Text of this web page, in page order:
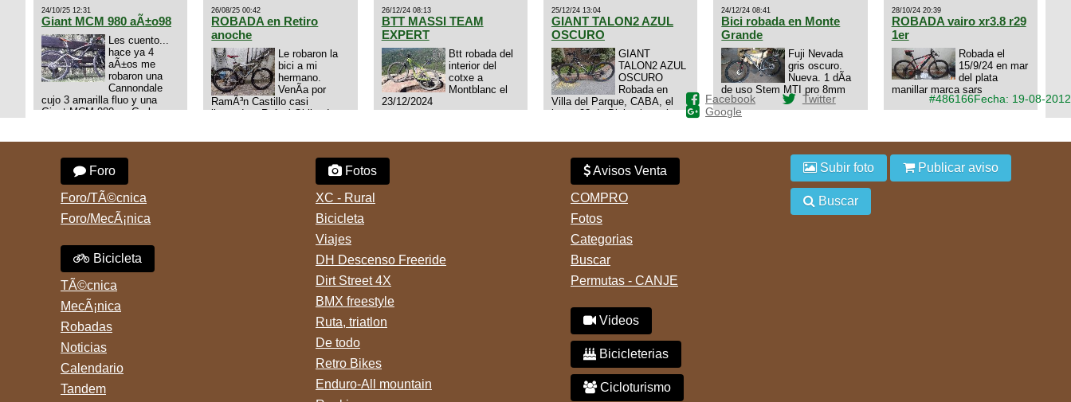
Facebook
Twitter
Google
#486166Fecha: 19-08-2012
interesa 3434568861 saludos
24/10/25 12:31
Giant MCM 980 aÃ±o98
Les cuento...
hace ya 4
aÃ±os me
robaron una
Cannondale
cujo 3 amarilla fluo y una
Giant MCM 980 en Gral
a Lujan. Aun conservo las
denuncias y las fotos de mis
bikes. Desde aquel momento,
no paro de entrar a diferentes
portales t
26/08/25 00:42
ROBADA en Retiro
anoche
Le robaron la
bici a mi
hermano.
VenÃ­a por
RamÃ³n Castillo casi
llegando a Rafael Obligado en
bici y se la llevaron para la
mountain BRONCO del aÃ±o
1996 rodado 26', cuadro talle
26/12/24 08:13
BTT MASSI TEAM
EXPERT
Btt robada del
interior del
cotxe a
Montblanc el
23/12/2024
25/12/24 13:04
GIANT TALON2 AZUL
OSCURO
GIANT
TALON2 AZUL
OSCURO
Robada en
Villa del Parque, CABA, el
lunes 23 de Diciembre a las
24/12/24 08:41
Bici robada en Monte
Grande
Fuji Nevada
gris oscuro.
Nueva. 1 dÃ­a
de uso Stem MTI pro 8mm
28/10/24 20:39
ROBADA vairo xr3.8 r29
1er
Robada el
15/9/24 en mar
del plata
manillar marca sars
Foro
Foro/TÃ©cnica
Foro/MecÃ¡nica
Bicicleta
TÃ©cnica
MecÃ¡nica
Robadas
Noticias
Calendario
Tandem
Fotos
XC - Rural
Bicicleta
Viajes
DH Descenso Freeride
Dirt Street 4X
BMX freestyle
Ruta, triatlon
De todo
Retro Bikes
Enduro-All mountain
Avisos Venta
COMPRO
Fotos
Categorias
Buscar
Permutas - CANJE
Videos
Bicicleterias
Cicloturismo
Subir foto Publicar aviso
Buscar